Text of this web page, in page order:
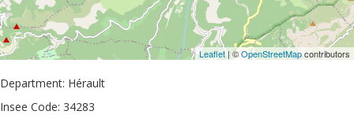
Leaflet| ©OpenStreetMapcontributors
Department: Hérault
Insee Code: 34283